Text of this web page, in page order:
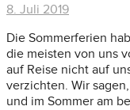
8. Juli 2019
Die Sommerferien
die meisten von uns
auf Reise nicht auf
verzichten. Wir
und im Sommer am